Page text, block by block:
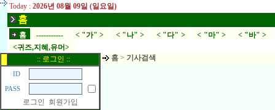
Today : 2026년 08월 09일 (일요일)
홈
홈 ----------- < "가" > < "나" > < "다" > < "마" > < "바" >
<귀즈,지혜,유머>
:: 로그인 ::
ID
PASS
로그인
회원가입
홈 > 기사검색